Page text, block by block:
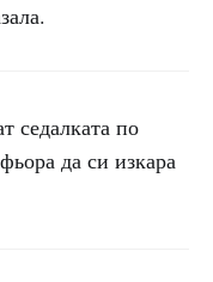
седалката по
да си изкара